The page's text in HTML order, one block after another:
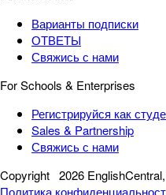
Варианты подписки
ОТВЕТЫ
Свяжись с нами
For Schools & Enterprises
Регистрируйся как
Sales & Partnership
Свяжись с нами
Copyright 2026